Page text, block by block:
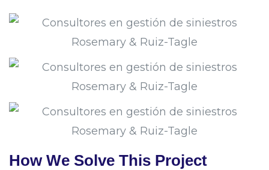
How We Solve This Project